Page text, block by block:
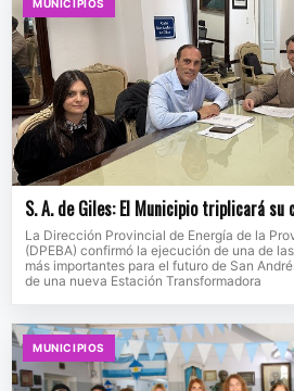
MUNICIPIOS
S. A. de Giles: El Municipio triplicará su
La Dirección Provincial de Energía de la
(DPEBA) confirmó la ejecución de una de
más importantes para el futuro de San
de una nueva Estación Transformadora
MUNICIPIOS